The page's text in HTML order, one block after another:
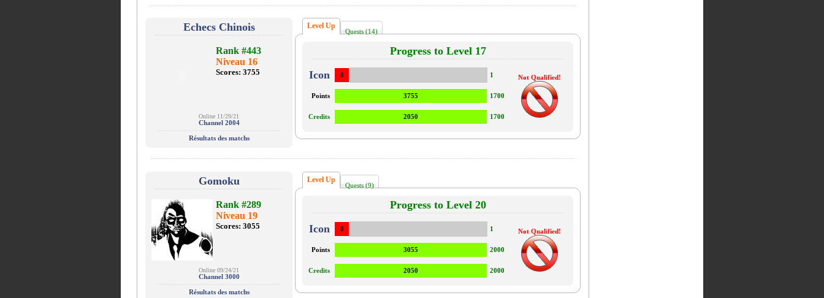
Echecs Chinois
Rank #443
Niveau 16
Scores: 3755
Online 11/29/21
Channel 2004
Résultats des matchs
Level Up
Quests (14)
Progress to Level 17
Icon
0 1
Points 3755 1700
Credits 2050 1700
Not Qualified!
Gomoku
Rank #289
Niveau 19
Scores: 3055
Online 09/24/21
Channel 3000
Résultats des matchs
Level Up
Quests (9)
Progress to Level 20
Icon
0 1
Points 3055 2000
Credits 2050 2000
Not Qualified!